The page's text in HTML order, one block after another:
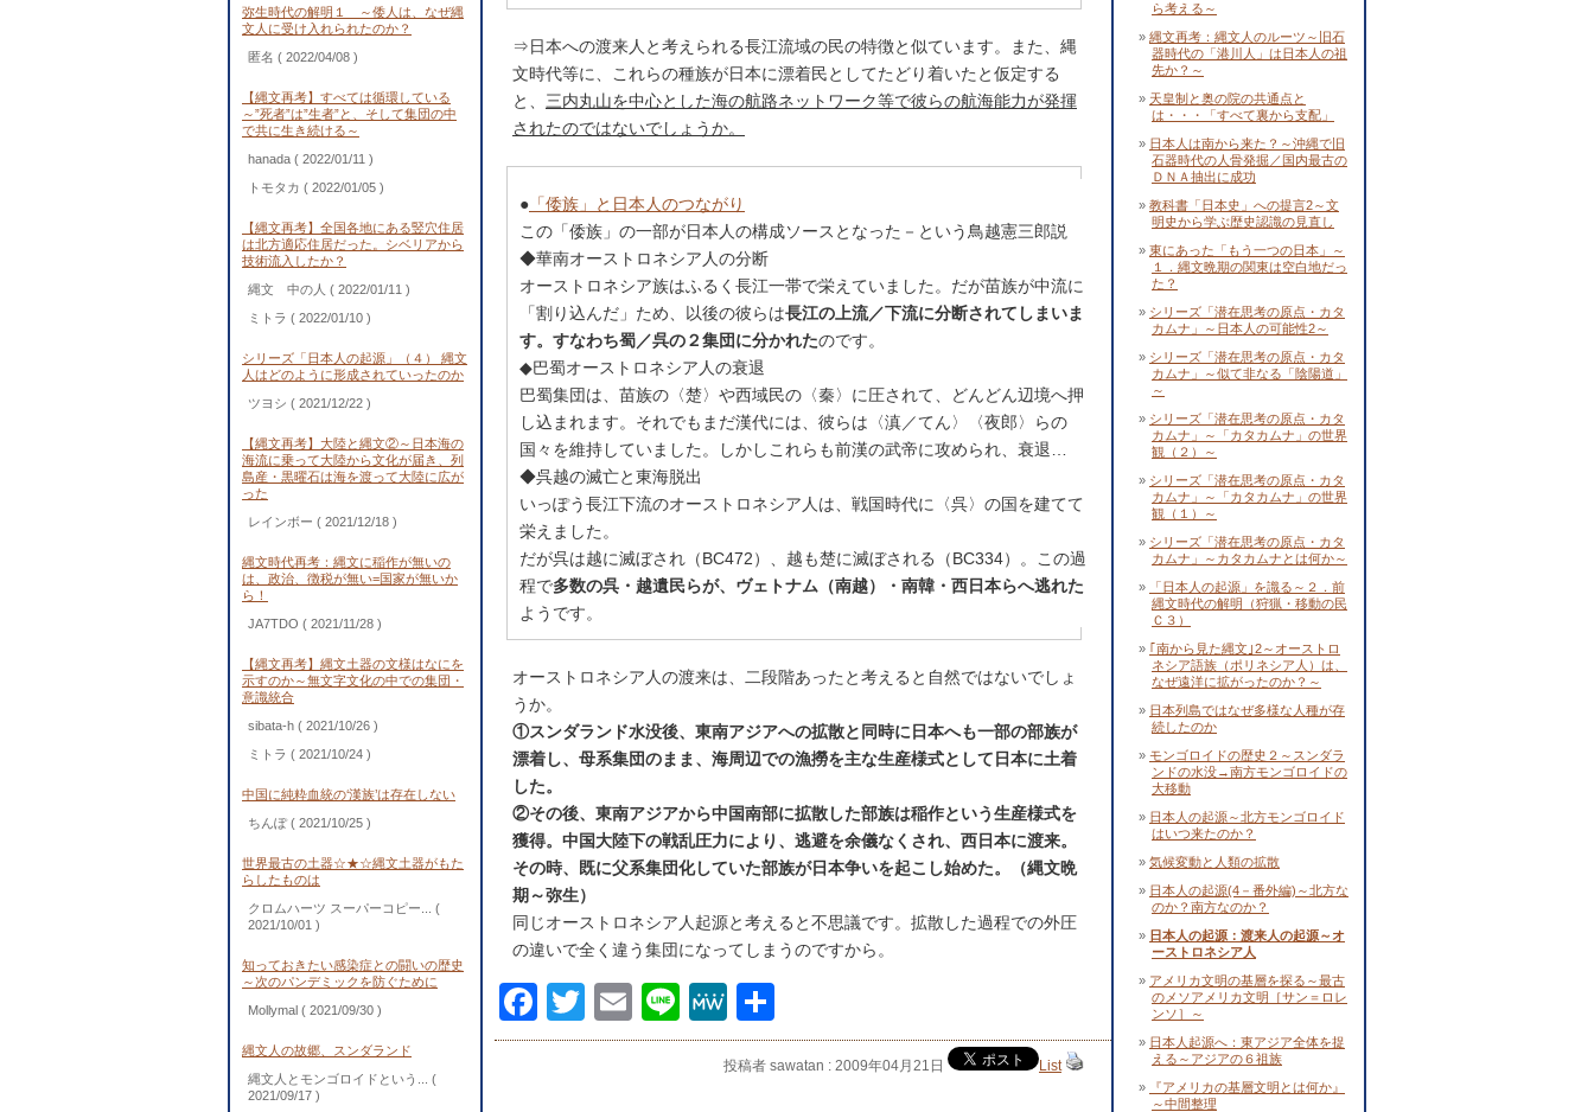
弥生時代の解明１ ～倭人は、なぜ縄
文人に受け入れられたのか？
匿名 ( 2022/04/08 )
【縄文再考】すべては循環している
～”死者”は”生者”と、そして集団の中
で共に生き続ける～
hanada ( 2022/01/11 )
トモタカ ( 2022/01/05 )
【縄文再考】全国各地にある竪穴住居
は北方適応住居だった。シベリアから
技術流入したか？
縄文 中の人 ( 2022/01/11 )
ミトラ ( 2022/01/10 )
シリーズ「日本人の起源」（４） 縄文
人はどのように形成されていったのか
ツヨシ ( 2021/12/22 )
【縄文再考】大陸と縄文②～日本海の
海流に乗って大陸から文化が届き、列
島産・黒曜石は海を渡って大陸に広が
った
レインボー ( 2021/12/18 )
縄文時代再考：縄文に稲作が無いの
は、政治、徴税が無い=国家が無いか
ら！
JA7TDO ( 2021/11/28 )
【縄文再考】縄文土器の文様はなにを
示すのか～無文字文化の中での集団・
意識統合
sibata-h ( 2021/10/26 )
ミトラ ( 2021/10/24 )
中国に純粋血統の‘漢族’は存在しない
ちんぽ( 2021/10/25 )
世界最古の土器☆★☆縄文土器がもた
らしたものは
クロムハーツ スーパーコピー... (
2021/10/01 )
知っておきたい感染症との闘いの歴史
～次のパンデミックを防ぐために
Mollymal ( 2021/09/30 )
縄文人の故郷、スンダランド
縄文人とモンゴロイドという... (
2021/09/17 )
⇒日本への渡来人と考えられる長江流域の民の特徴と似ています。また、縄
文時代等に、これらの種族が日本に漂着民としてたどり着いたと仮定する
と、 三内丸山を中心とした海の航路ネットワーク等で彼らの航海能力が発揮
されたのではないでしょうか。
● 「倭族」と日本人のつながり
この「倭族」の一部が日本人の構成ソースとなった－という鳥越憲三郎説
◆華南オーストロネシア人の分断
オーストロネシア族はふるく長江一帯で栄えていました。だが苗族が中流に
「割り込んだ」ため、以後の彼らは長江の上流／下流に分断されてしまいま
す。すなわち蜀／呉の２集団に分かれたのです。
◆巴蜀オーストロネシア人の衰退
巴蜀集団は、苗族の〈楚〉や西域民の〈秦〉に圧されて、どんどん辺境へ押
し込まれます。それでもまだ漢代には、彼らは〈滇／てん〉〈夜郎〉らの
国々を維持していました。しかしこれらも前漢の武帝に攻められ、衰退…
◆呉越の滅亡と東海脱出
いっぽう長江下流のオーストロネシア人は、戦国時代に〈呉〉の国を建てて
栄えました。
だが呉は越に滅ぼされ（BC472）、越も楚に滅ぼされる（BC334）。この過
程で多数の呉・越遺民らが、ヴェトナム（南越）・南韓・西日本らへ逃れた
ようです。
オーストロネシア人の渡来は、二段階あったと考えると自然ではないでしょ
うか。
①スンダランド水没後、東南アジアへの拡散と同時に日本へも一部の部族が
漂着し、母系集団のまま、海周辺での漁撈を主な生産様式として日本に土着
した。
②その後、東南アジアから中国南部に拡散した部族は稲作という生産様式を
獲得。中国大陸下の戦乱圧力により、逃避を余儀なくされ、西日本に渡来。
その時、既に父系集団化していた部族が日本争いを起こし始めた。（縄文晩
期～弥生）
同じオーストロネシア人起源と考えると不思議です。拡散した過程での外圧
の違いで全く違う集団になってしまうのですから。
Facebook
Twitter
EmailLineMeWe
有
投稿者 sawatan : 2009年04月21日 List
ら考える～
縄文再考：縄文人のルーツ～旧石
器時代の「港川人」は日本人の祖
先か？～
天皇制と奥の院の共通点と
は・・・「すべて裏から支配」
日本人は南から来た？～沖縄で旧
石器時代の人骨発掘／国内最古の
ＤＮＡ抽出に成功
教科書「日本史」への提言2～文
明史から学ぶ歴史認識の見直し
東にあった「もう一つの日本」～
１．縄文晩期の関東は空白地だっ
た？
シリーズ「潜在思考の原点・カタ
カムナ」～日本人の可能性2～
シリーズ「潜在思考の原点・カタ
カムナ」～似て非なる「陰陽道」
～
シリーズ「潜在思考の原点・カタ
カムナ」～「カタカムナ」の世界
観（２）～
シリーズ「潜在思考の原点・カタ
カムナ」～「カタカムナ」の世界
観（１）～
シリーズ「潜在思考の原点・カタ
カムナ」～カタカムナとは何か～
「日本人の起源」を識る～２．前
縄文時代の解明（狩猟・移動の民
Ｃ３）
｢南から見た縄文｣2～オーストロ
ネシア語族（ポリネシア人）は、
なぜ遠洋に拡がったのか？～
日本列島ではなぜ多様な人種が存
続したのか
モンゴロイドの歴史２～スンダラ
ンドの水没→南方モンゴロイドの
大移動
日本人の起源～北方モンゴロイド
はいつ来たのか？
気候変動と人類の拡散
日本人の起源(4－番外編)～北方な
のか？南方なのか？
日本人の起源：渡来人の起源～オ
ーストロネシア人
アメリカ文明の基層を探る～最古
のメソアメリカ文明［サン＝ロレ
ンソ］～
日本人起源へ：東アジア全体を捉
える～アジアの６祖族
『アメリカの基層文明とは何か』
～中間整理